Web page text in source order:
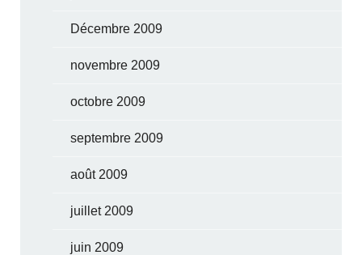
Décembre 2009
novembre 2009
octobre 2009
septembre 2009
août 2009
juillet 2009
juin 2009